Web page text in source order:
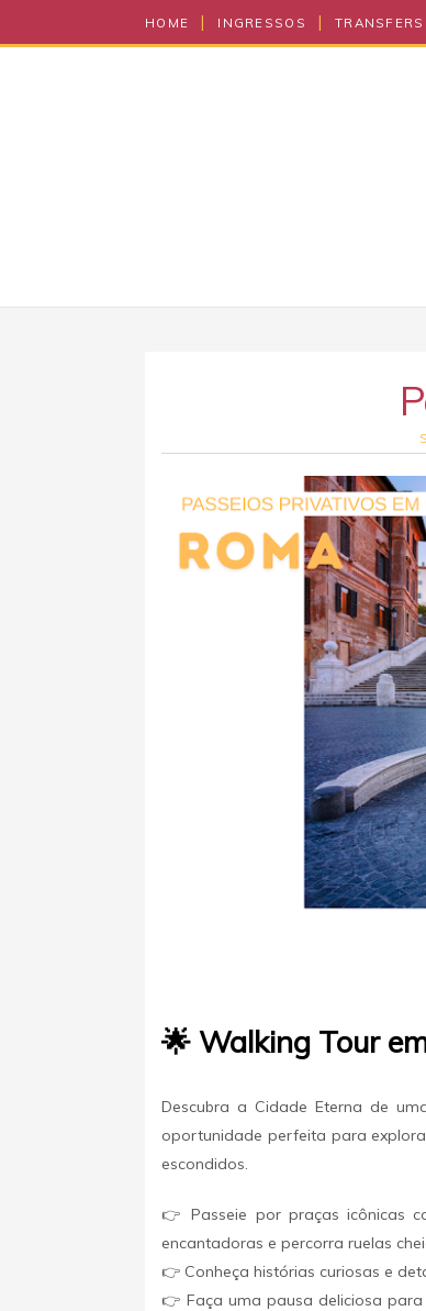
HOME INGRESSOS TRANSFERS
🌟 Walking Tour
Descubra a Cidade Eterna de
oportunidade perfeita para
escondidos.
👉 Passeie por praças icônicas
encantadoras e percorra ruelas
👉 Conheça histórias curiosas e
👉 Faça uma pausa deliciosa